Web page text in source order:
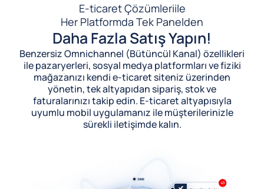
E-ticaret Çözümleriile
Her Platformda Tek Panelden
Daha Fazla Satış Yapın!
Benzersiz Omnichannel (Bütüncül Kanal) özellikleri
ile pazaryerleri, sosyal medya platformları ve fiziki
mağazanızı kendi e-ticaret siteniz üzerinden
yönetin, tek altyapıdan sipariş, stok ve
faturalarınızı takip edin. E-ticaret altyapısıyla
uyumlu mobil uygulamanız ile müşterilerinizle
sürekli iletişimde kalın.